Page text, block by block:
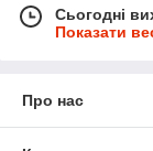
Сьогодні
Показати
Про нас